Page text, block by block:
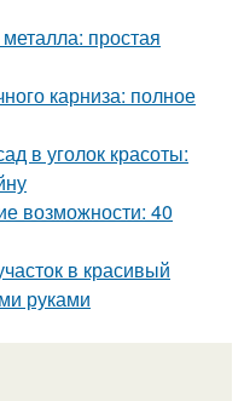
простая
карниза: полное
в уголок красоты:
возможности: 40
в красивый
руками